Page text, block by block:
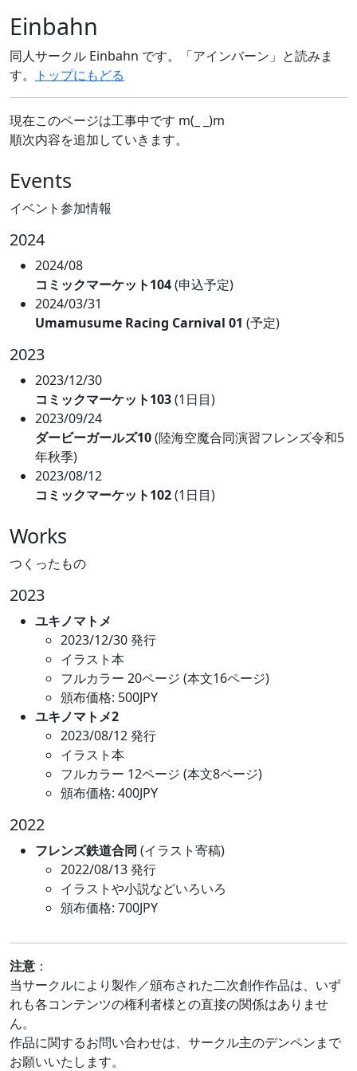
Einbahn
同人サークル Einbahn です。「アインバーン」と読みま
す。
トップにもどる
現在このページは工事中です m(_ _)m
順次内容を追加していきます。
Events
イベント参加情報
2024
2024/08
コミックマーケット104(申込予定)
2024/03/31
Umamusume Racing Carnival 01 (予定)
2023
2023/12/30
コミックマーケット103(1日目)
2023/09/24
ダービーガールズ10(陸海空魔合同演習フレンズ令和5
年秋季)
2023/08/12
コミックマーケット102(1日目)
Works
つくったもの
2023
ユキノマトメ
2023/12/30 発行
イラスト本
フルカラー 20ページ (本文16ページ)
頒布価格: 500JPY
ユキノマトメ2
2023/08/12 発行
イラスト本
フルカラー 12ページ (本文8ページ)
頒布価格: 400JPY
2022
フレンズ鉄道合同 (イラスト寄稿)
2022/08/13 発行
イラストや小説などいろいろ
頒布価格: 700JPY
注意 ：
当サークルにより製作／頒布された二次創作作品は、いず
れも各コンテンツの権利者様との直接の関係はありませ
ん。
作品に関するお問い合わせは、サークル主のデンペンまで
お願いいたします。